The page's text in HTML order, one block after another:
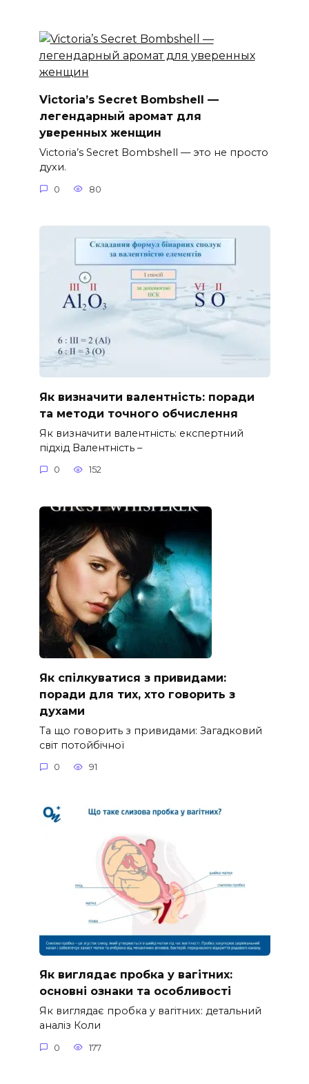
Victoria’s Secret Bombshell —
легендарный аромат для
уверенных женщин
Victoria’s Secret Bombshell — это не просто
духи.
0 80
Як визначити валентність: поради
та методи точного обчислення
Як визначити валентність: експертний
підхід Валентність –
0 152
Як спілкуватися з привидами:
поради для тих, хто говорить з
духами
Та що говорить з привидами: Загадковий
світ потойбічної
0 91
Як виглядає пробка у вагітних:
основні ознаки та особливості
Як виглядає пробка у вагітних: детальний
аналіз Коли
0 177